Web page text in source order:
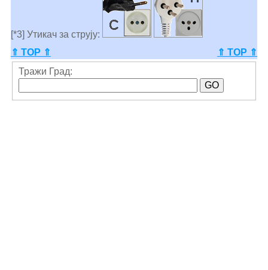
[*3] Утикач за струју:
⇑ TOP ⇑
⇑ TOP ⇑
Тражи Град: